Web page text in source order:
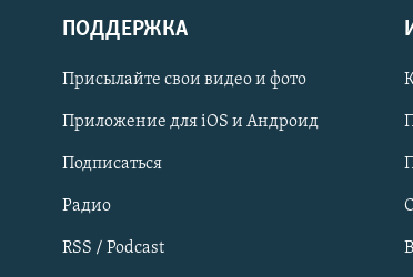
Українською
Qırımtatar
ПРИСОЕДИНЯЙТЕСЬ!
ПОДДЕРЖКА
Присылайте свои видео и фото
Приложение для iOS и Андроид
Подписаться
Радио
RSS / Podcast